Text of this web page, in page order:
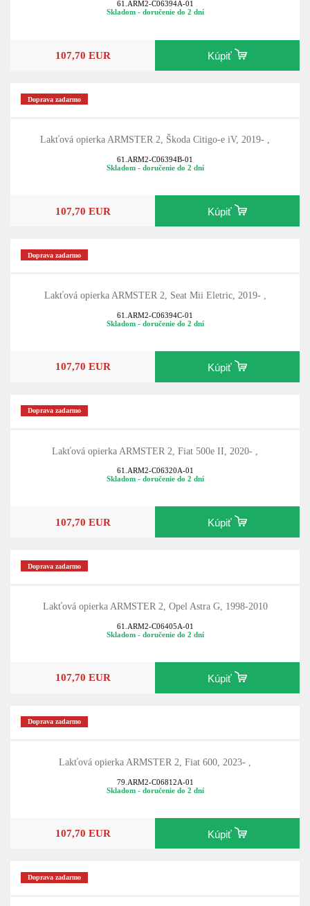
61.ARM2-C06394A-01
Skladom - doručenie do 2 dní
107,70 EUR Kúpiť
Doprava zadarmo
Lakťová opierka ARMSTER 2, Škoda Citigo-e iV, 2019- ,
61.ARM2-C06394B-01
Skladom - doručenie do 2 dní
107,70 EUR Kúpiť
Doprava zadarmo
Lakťová opierka ARMSTER 2, Seat Mii Eletric, 2019- ,
61.ARM2-C06394C-01
Skladom - doručenie do 2 dní
107,70 EUR Kúpiť
Doprava zadarmo
Lakťová opierka ARMSTER 2, Fiat 500e II, 2020- ,
61.ARM2-C06320A-01
Skladom - doručenie do 2 dní
107,70 EUR Kúpiť
Doprava zadarmo
Lakťová opierka ARMSTER 2, Opel Astra G, 1998-2010
61.ARM2-C06405A-01
Skladom - doručenie do 2 dní
107,70 EUR Kúpiť
Doprava zadarmo
Lakťová opierka ARMSTER 2, Fiat 600, 2023- ,
79.ARM2-C06812A-01
Skladom - doručenie do 2 dní
107,70 EUR Kúpiť
Doprava zadarmo